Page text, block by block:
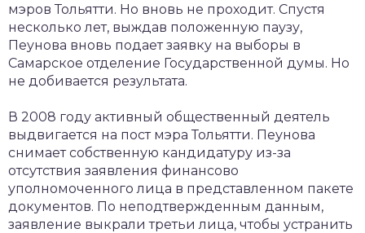
мэров Тольятти. Но вновь не проходит. Спустя
несколько лет, выждав положенную паузу,
Пеунова вновь подает заявку на выборы в
Самарское отделение Государственной думы. Но
не добивается результата.
В 2008 году активный общественный деятель
выдвигается на пост мэра Тольятти. Пеунова
снимает собственную кандидатуру из-за
отсутствия заявления финансово
уполномоченного лица в представленном пакете
документов. По неподтвержденным данным,
заявление выкрали третьи лица, чтобы устранить